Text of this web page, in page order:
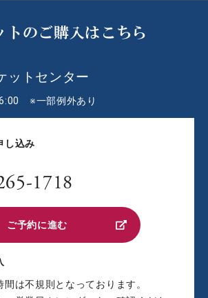
トのご購入はこちら
ットセンター
※一部例外あり
し込み
1718
ご予約に進む
は不規則となっております。